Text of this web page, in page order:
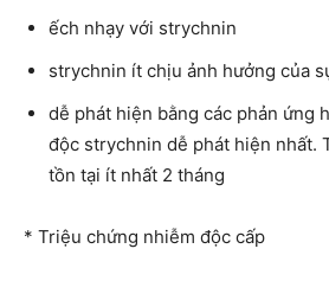
ếch nhạy với strychnin
strychnin ít chịu ảnh hưởng của
dễ phát hiện bằng các phản ứng
độc strychnin dễ phát hiện nhất.
tồn tại ít nhất 2 tháng
* Triệu chứng nhiễm độc cấp